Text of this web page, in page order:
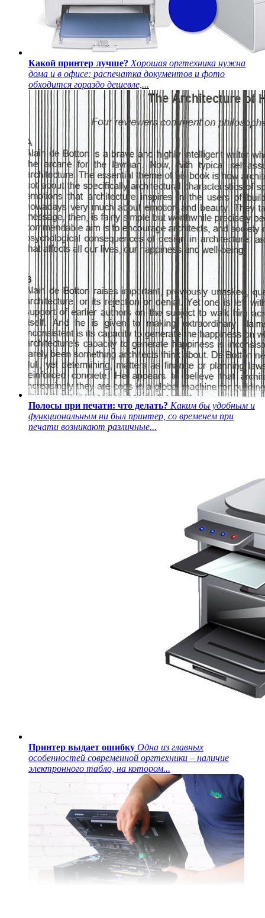
Какой принтер лучше? Хорошая оргтехника нужна
дома и в офисе: распечатка документов и фото
обходится гораздо дешевле,...
Полосы при печати: что делать? Каким бы удобным и
функциональным ни был принтер, со временем при
печати возникают различные...
Принтер выдает ошибку Одна из главных
особенностей современной оргтехники – наличие
электронного табло, на котором...